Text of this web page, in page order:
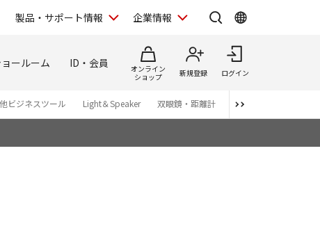
製品・サポート情報 企業情報
ールーム ID・会員
オンライン
ショップ
新規登録 ログイン
ビジネスツール Light＆Speaker 双眼鏡・距離計 写真集